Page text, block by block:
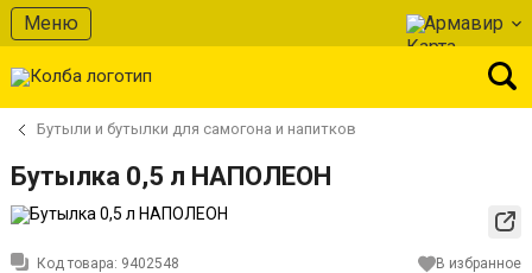
Меню Армавир
Бутыли и бутылки для самогона и напитков
Бутылка 0,5 л НАПОЛЕОН
Код товара: 9402548 В избранное